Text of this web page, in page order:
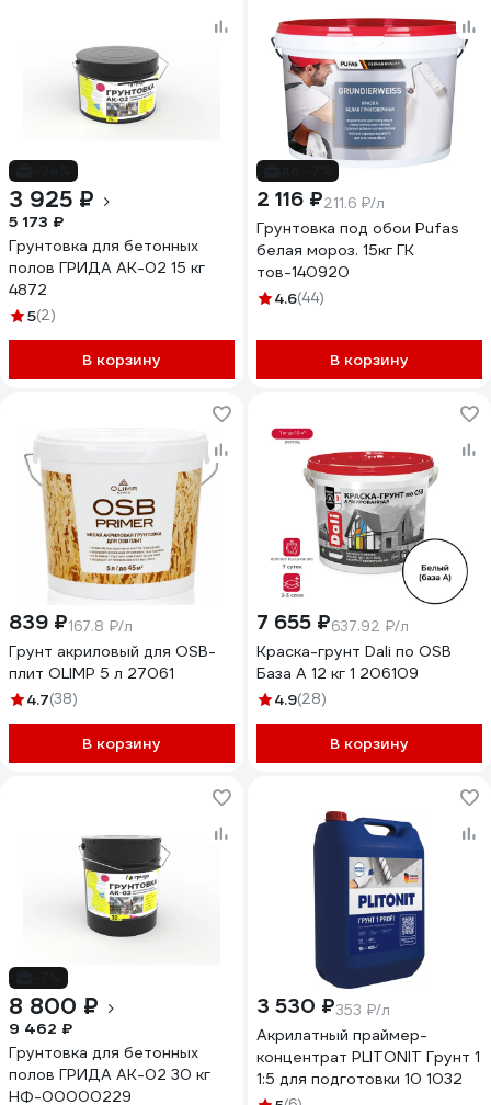
3 925 ₽
5 173 ₽
Грунтовка для бетонных
полов ГРИДА АК-02 15 кг
4872
5(2)
В корзину
2 116 ₽211.6 ₽/л
Грунтовка под обои Pufas
белая мороз. 15кг ГК
тов-140920
4.6(44)
В корзину
839 ₽167.8 ₽/л
Грунт акриловый для OSB-
плит OLIMP 5 л 27061
4.7(38)
В корзину
7 655 ₽637.92 ₽/л
Краска-грунт Dali по OSB
База А 12 кг 1 206109
4.9(28)
В корзину
8 800 ₽
9 462 ₽
Грунтовка для бетонных
полов ГРИДА АК-02 30 кг
НФ-00000229
3 530 ₽353 ₽/л
Акрилатный праймер-
концентрат PLITONIT Грунт 1
1:5 для подготовки 10 1032